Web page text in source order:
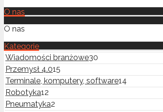
O nas
O nas
Kategorie
Wiadomości branżowe30
Przemysł 4.015
Terminale, komputery, software14
Robotyka12
Pneumatyka2